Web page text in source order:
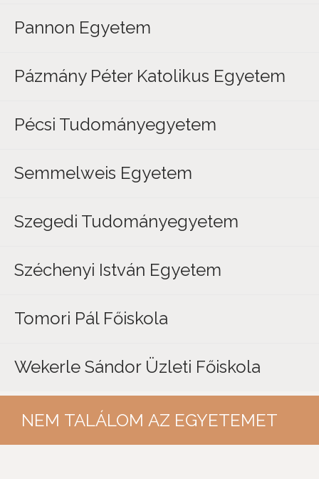
Pannon Egyetem
Pázmány Péter Katolikus Egyetem
Pécsi Tudományegyetem
Semmelweis Egyetem
Szegedi Tudományegyetem
Széchenyi István Egyetem
Tomori Pál Főiskola
Wekerle Sándor Üzleti Főiskola
NEM TALÁLOM AZ EGYETEMET